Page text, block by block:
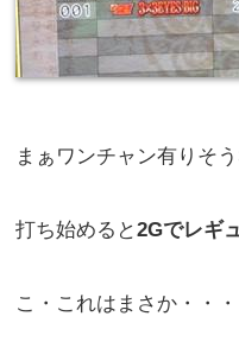
まぁワンチャン有りそ
打ち始めると2Gでレギ
こ・これはまさか・・・